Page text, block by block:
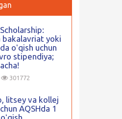
bakalavriat yoki
oʻqish uchun
stipendiya;
301772
litsey va kollej
AQSHda 1